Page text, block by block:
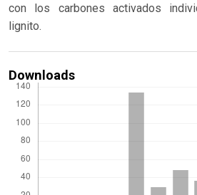
con los carbones activados
lignito.
Downloads